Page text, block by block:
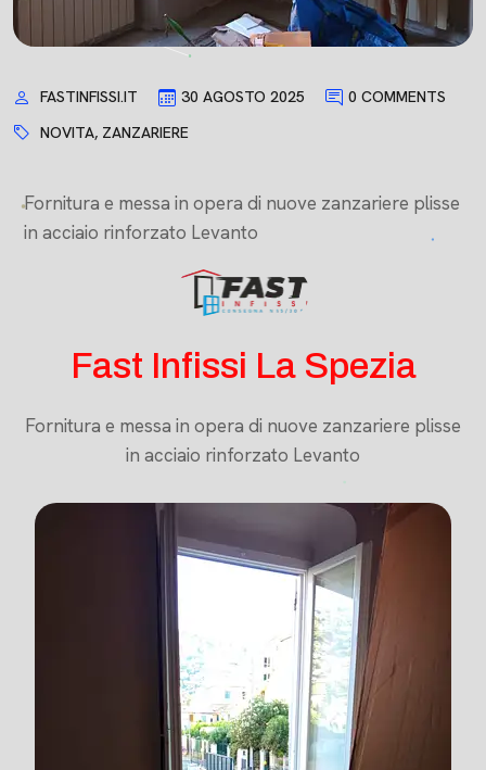
FASTINFISSI.IT 30 AGOSTO 2025
0 COMMENTS
NOVITA, ZANZARIERE
Fornitura e messa in opera di nuove zanzariere plisse
in acciaio rinforzato Levanto
Fast Infissi La Spezia
Fornitura e messa in opera di nuove zanzariere plisse
in acciaio rinforzato Levanto